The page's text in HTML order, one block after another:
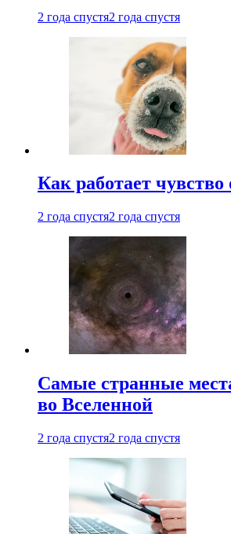
2 года спустя2 года спустя
Как работает чувство
2 года спустя2 года спустя
Самые странные
во Вселенной
2 года спустя2 года спустя